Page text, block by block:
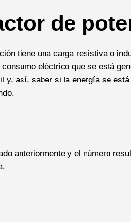
de
tiene una carga resistiva o
eléctrico que se está
y, así, saber si la energía se está
anteriormente y el número